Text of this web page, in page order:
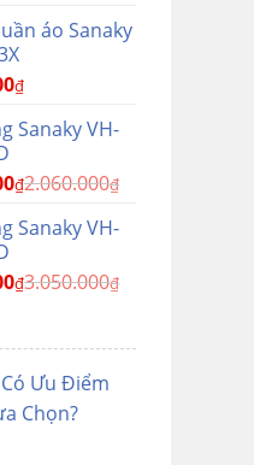
áo Sanaky
₫
Sanaky VH-
₫2.060.000₫
Sanaky VH-
₫3.050.000₫
Ưu Điểm
Chọn?